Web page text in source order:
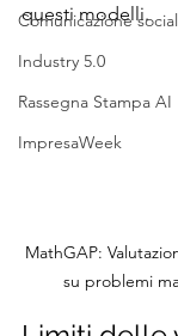
Comunicazione social
Industry 5.0
Rassegna Stampa AI
ImpresaWeek
questi modelli.
MathGAP:
su problemi